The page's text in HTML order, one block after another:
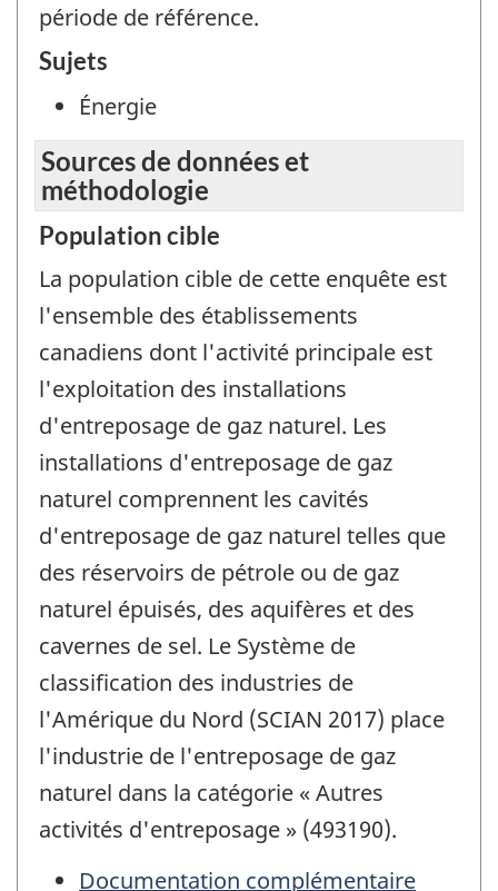
période de référence.
Sujets
Énergie
Sources de données et
méthodologie
Population cible
La population cible de cette enquête est
l'ensemble des établissements
canadiens dont l'activité principale est
l'exploitation des installations
d'entreposage de gaz naturel. Les
installations d'entreposage de gaz
naturel comprennent les cavités
d'entreposage de gaz naturel telles que
des réservoirs de pétrole ou de gaz
naturel épuisés, des aquifères et des
cavernes de sel. Le Système de
classification des industries de
l'Amérique du Nord (SCIAN 2017) place
l'industrie de l'entreposage de gaz
naturel dans la catégorie « Autres
activités d'entreposage » (493190).
Documentation complémentaire